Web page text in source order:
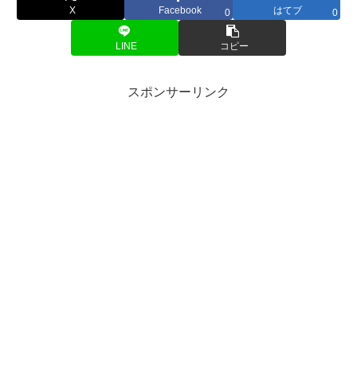
X Facebook 0 はてブ 0
LINE コピー
スポンサーリンク